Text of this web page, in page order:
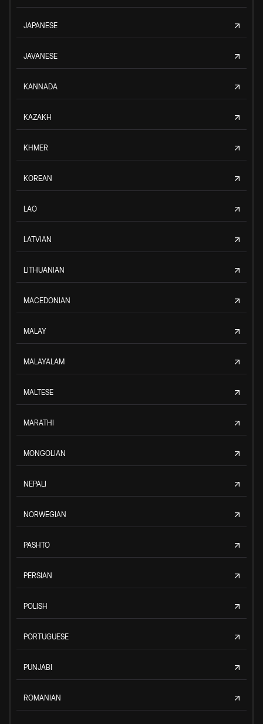
JAPANESE
JAVANESE
KANNADA
KAZAKH
KHMER
KOREAN
LAO
LATVIAN
LITHUANIAN
MACEDONIAN
MALAY
MALAYALAM
MALTESE
MARATHI
MONGOLIAN
NEPALI
NORWEGIAN
PASHTO
PERSIAN
POLISH
PORTUGUESE
PUNJABI
ROMANIAN